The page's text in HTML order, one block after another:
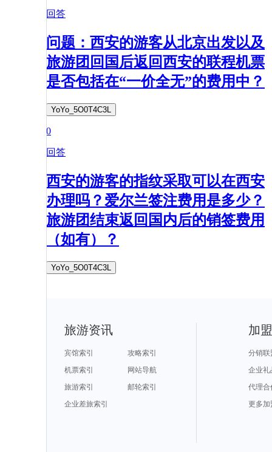
回答
问题：西安的游客从北京出发以及
旅游团回国后返回西安的联程机票
是否包括在“一价全无”的费用中？
YoYo_5O0T4C3L
0
回答
西安的游客的指纹采取可以在西安
办理吗？爱尔兰签注费用是多少？
旅游团结束返回国内后的销签费用
（如有）？
YoYo_5O0T4C3L
旅游资讯
宾馆索引
攻略索引
机票索引
网站导航
旅游索引
邮轮索引
企业差旅索引
加
分销联
企业礼
代理合
更多加